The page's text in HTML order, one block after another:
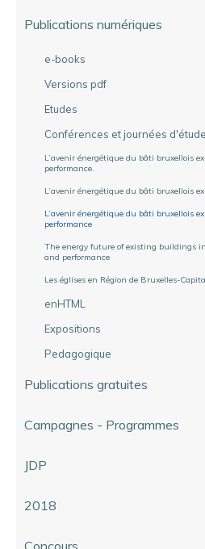
Publications numériques
e-books
Versions pdf
Etudes
Conférences et journées d'étude
L’avenir énergétique du bâti bruxellois
performance.
L’avenir énergétique du bâti bruxellois
L’avenir énergétique du bâti bruxellois
performance
The energy future of existing buildings
and performance
Les églises en Région de Bruxelles-
enHTML
Expositions
Pedagogique
Publications gratuites
Campagnes - Programmes
JDP
2018
Concours